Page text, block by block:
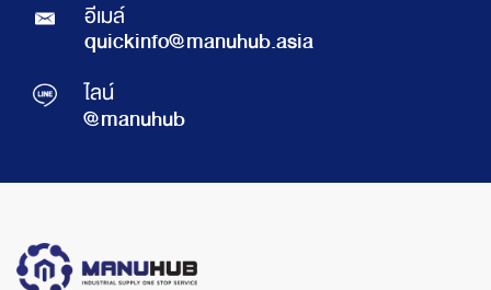
อีเมล์
quickinfo@manuhub.asia
ไลน์
@manuhub